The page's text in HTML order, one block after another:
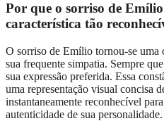
Por que o sorriso de
característica tão
O sorriso de Emílio tornou-se uma
sua frequente simpatia. Sempre
sua expressão preferida. Essa
uma representação visual concisa
instantaneamente reconhecível
autenticidade de sua personalidade.